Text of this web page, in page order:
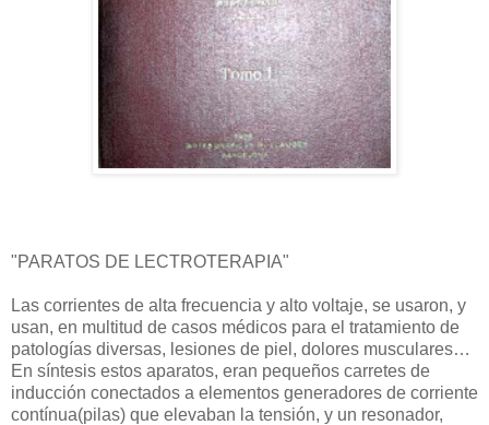
"PARATOS DE LECTROTERAPIA"
Las corrientes de alta frecuencia y alto voltaje, se usaron, y
usan, en multitud de casos médicos para el tratamiento de
patologías diversas, lesiones de piel, dolores musculares…
En síntesis estos aparatos, eran pequeños carretes de
inducción conectados a elementos generadores de corriente
contínua(pilas) que elevaban la tensión, y un resonador,